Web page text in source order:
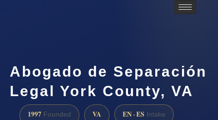
Abogado de Separación
Legal York County, VA
1997 Founded VA EN · ES Intake